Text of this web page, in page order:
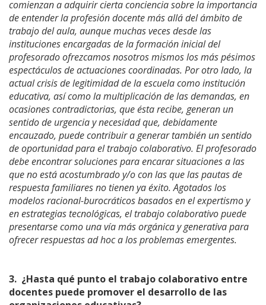
comienzan a adquirir cierta conciencia sobre la importancia
de entender la profesión docente más allá del ámbito de
trabajo del aula, aunque muchas veces desde las
instituciones encargadas de la formación inicial del
profesorado ofrezcamos nosotros mismos los más pésimos
espectáculos de actuaciones coordinadas. Por otro lado, la
actual crisis de legitimidad de la escuela como institución
educativa, así como la multiplicación de las demandas, en
ocasiones contradictorias, que ésta recibe, generan un
sentido de urgencia y necesidad que, debidamente
encauzado, puede contribuir a generar también un sentido
de oportunidad para el trabajo colaborativo. El profesorado
debe encontrar soluciones para encarar situaciones a las
que no está acostumbrado y/o con las que las pautas de
respuesta familiares no tienen ya éxito. Agotados los
modelos racional-burocráticos basados en el expertismo y
en estrategias tecnológicas, el trabajo colaborativo puede
presentarse como una vía más orgánica y generativa para
ofrecer respuestas ad hoc a los problemas emergentes.
3. ¿Hasta qué punto el trabajo colaborativo entre
docentes puede promover el desarrollo de las